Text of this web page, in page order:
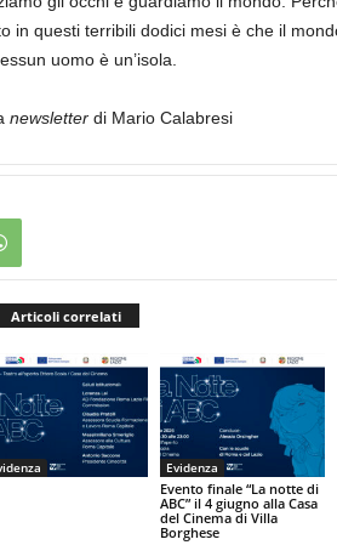
in questi terribili dodici mesi è che il
uomo è un’isola.
newsletter di Mario Calabresi
Articoli correlati
Evidenza
Evento finale “La notte di
ABC” il 4 giugno alla Casa
del Cinema di Villa
Borghese